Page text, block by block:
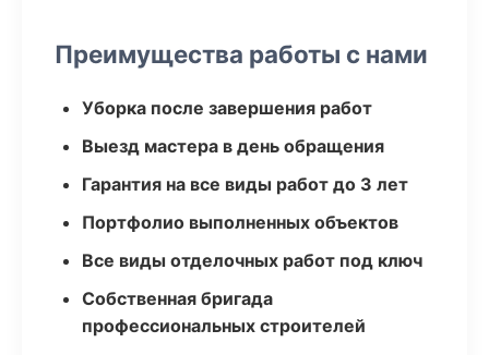
Преимущества работы с нами
Уборка после завершения работ
Выезд мастера в день обращения
Гарантия на все виды работ до 3 лет
Портфолио выполненных объектов
Все виды отделочных работ под ключ
Собственная бригада
профессиональных строителей